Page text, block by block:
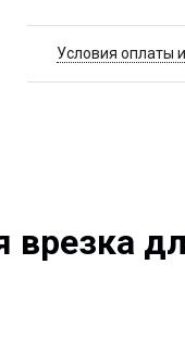
Условия оплаты
врезка